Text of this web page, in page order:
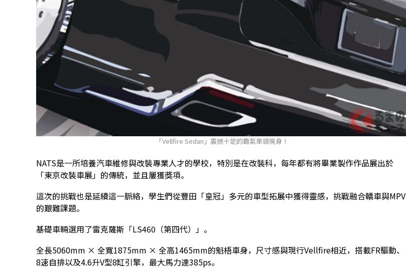
「Vellfire Sedan」震撼十足的霸氣車頭現身！
NATS是一所培養汽車維修與改裝專業人才的學校，特別是在改裝科，每年都有將畢業製作作品展出於
「東京改裝車展」的傳統，並且屢獲獎項。
這次的挑戰也是延續這一脈絡，學生們從豐田「皇冠」多元的車型拓展中獲得靈感，挑戰融合轎車與MPV
的艱難課題。
基礎車輛選用了雷克薩斯「LS460（第四代）」。
全長5060mm × 全寬1875mm × 全高1465mm的魁梧車身，尺寸感與現行Vellfire相近，搭載FR驅動、
8速自排以及4.6升V型8缸引擎，最大馬力達385ps。